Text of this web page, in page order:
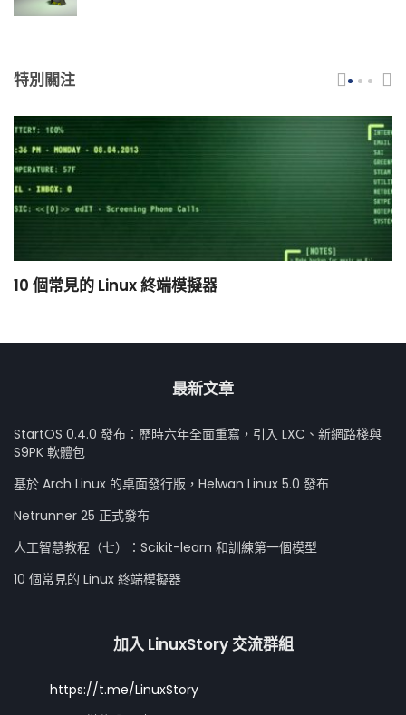
特別關注
10 個常見的 Linux 終端模擬器
最新文章
StartOS 0.4.0 發布：歷時六年全面重寫，引入 LXC、新網路棧與
S9PK 軟體包
基於 Arch Linux 的桌面發行版，Helwan Linux 5.0 發布
Netrunner 25 正式發布
人工智慧教程（七）：Scikit-learn 和訓練第一個模型
10 個常見的 Linux 終端模擬器
加入 LinuxStory 交流群組
https://t.me/LinuxStory